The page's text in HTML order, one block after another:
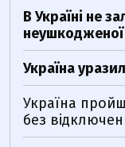
В Україні не
неушкодженої
Україна
Україна
без